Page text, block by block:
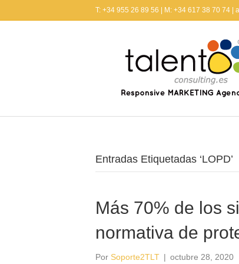
T: +34 955 26 89 56 | M: +34 617 38 70 74
Entradas Etiquetadas ‘LOPD’
Más 70% de los
normativa de
Por Soporte2TLT | octubre 28, 2020